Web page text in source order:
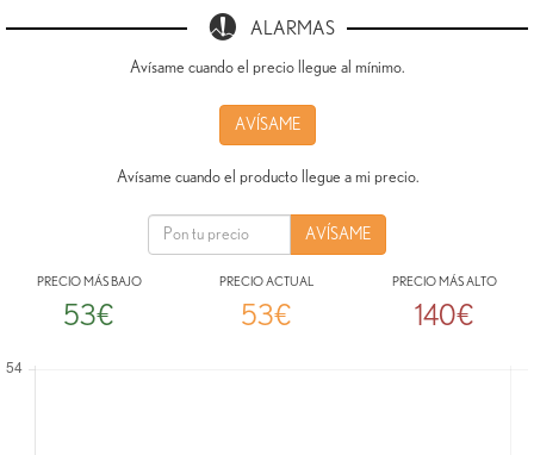
ALARMAS
Avísame cuando el precio llegue al mínimo.
AVÍSAME
Avísame cuando el producto llegue a mi precio.
PRECIO MÁS BAJO
53€
PRECIO ACTUAL
53€
PRECIO MÁS ALTO
140€